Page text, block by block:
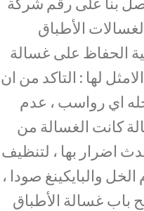
الأطباق
كيفية الحفاظ على غسالة
لها : التاكد من ان
اي رواسب ، عدم
كانت الغسالة من
اضرار بها ، لتنظيف
والبايكينغ صودا ،
باب غسالة الأطباق